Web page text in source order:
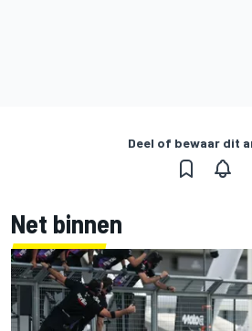
Deel of bewaar dit
Net binnen